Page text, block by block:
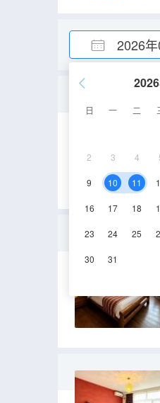
2026
日 一 二
2 3 4
9 10 11
16 17 18
23 24 25
30 31